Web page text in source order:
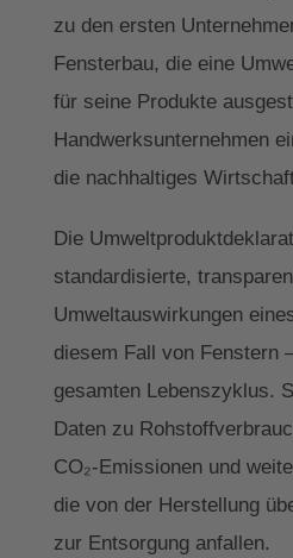
zu den ersten
Fensterbau, die eine
für seine Produkte
Handwerksunternehmen
die nachhaltiges
Die
standardisierte,
Umweltauswirkungen
diesem Fall von Fenstern
gesamten Lebenszyklus.
Daten zu
CO₂-Emissionen und
die von der Herstellung
zur Entsorgung anfallen.